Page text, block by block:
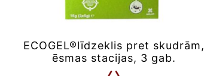
ECOGEL®līdzeklis pret skudrām,
ēsmas stacijas, 3 gab.